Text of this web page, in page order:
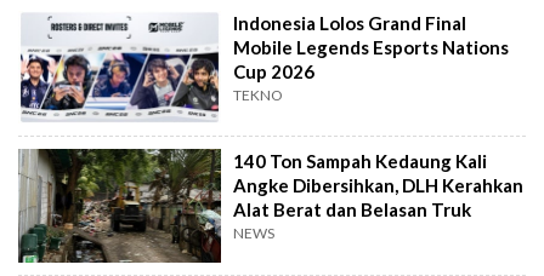
Indonesia Lolos Grand Final
Mobile Legends Esports Nations
Cup 2026
TEKNO
140 Ton Sampah Kedaung Kali
Angke Dibersihkan, DLH Kerahkan
Alat Berat dan Belasan Truk
NEWS